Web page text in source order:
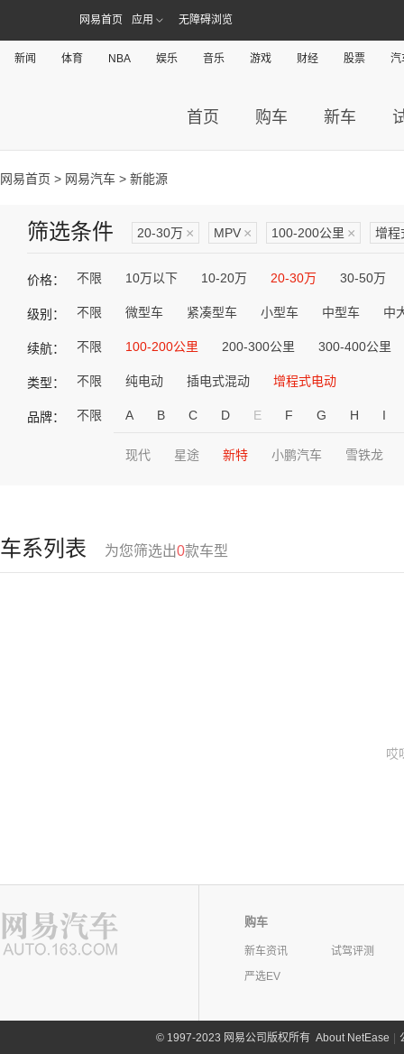
网易首页 应用 无障碍浏览
新闻 体育 NBA 娱乐 音乐 游戏 财经 股票 汽
首页 购车 新车
网易首页 > 网易汽车 > 新能源
筛选条件 20-30万 × MPV × 100-200公里 × 增程
价格： 不限 10万以下 10-20万 20-30万 30-50万
级别： 不限 微型车 紧凑型车 小型车 中型车 中
续航： 不限 100-200公里 200-300公里 300-400公里
类型： 不限 纯电动 插电式混动 增程式电动
品牌： 不限 A B C D E F G H I
现代 星途 新特 小鹏汽车 雪铁龙
车系列表 为您筛选出0款车型
哎
购车
新车资讯
试驾评测
严选EV
©1997-2023 网易公司版权所有 About NetEase